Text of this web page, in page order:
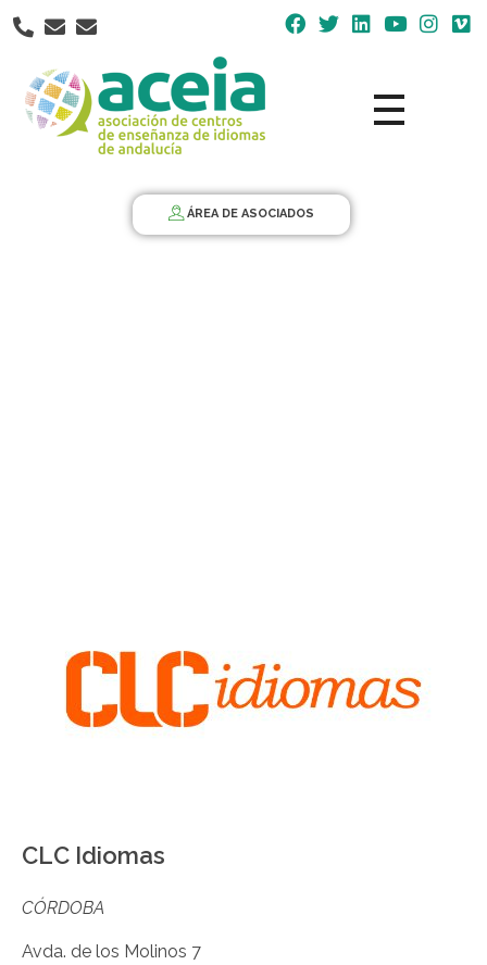
Nota:
este
web
incluye
ÁREA DE ASOCIADOS
CLC Idiomas
CÓRDOBA
Avda. de los Molinos 7